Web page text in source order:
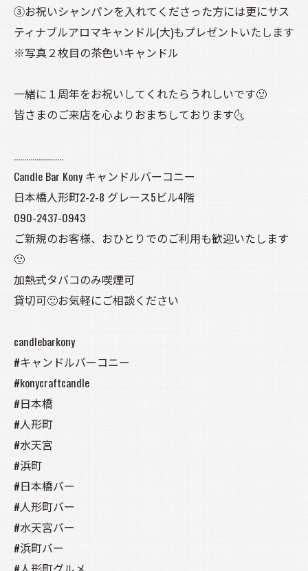
③お祝いシャンパンを入れてくださった方には更にサス
ティナブルアロマキャンドル(大)もプレゼントいたします
※写真２枚目の茶色いキャンドル
一緒に１周年をお祝いしてくれたらうれしいです🙂
皆さまのご来店を心よりおまちしております🌜️
……………………
Candle Bar Kony キャンドルバーコニー
日本橋人形町2-2-8 グレース5ビル4階
090-2437-0943
ご新規のお客様、おひとりでのご利用も歓迎いたします
🙂
加熱式タバコのみ喫煙可
貸切可🙂お気軽にご相談ください
candlebarkony
#キャンドルバーコニー
#konycraftcandle
#日本橋
#人形町
#水天宮
#浜町
#日本橋バー
#人形町バー
#水天宮バー
#浜町バー